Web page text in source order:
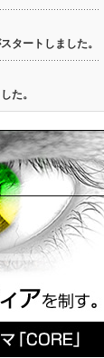
タートしました。
た。